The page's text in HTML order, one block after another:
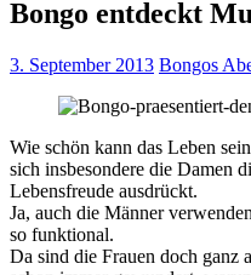
Bongo entdeckt
3. September 2013 Bongos
Wie schön kann das Leben
sich insbesondere die Damen
Lebensfreude ausdrückt.
Ja, auch die Männer
so funktional.
Da sind die Frauen doch ganz